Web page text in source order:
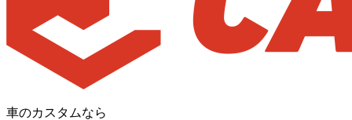
車のカスタムなら